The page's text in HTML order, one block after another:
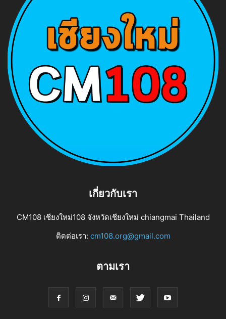
เกี่ยวกับเรา
CM108 เชียงใหม่108 จังหวัดเชียงใหม่ chiangmai Thailand
ติดต่อเรา: cm108.org@gmail.com
ตามเรา